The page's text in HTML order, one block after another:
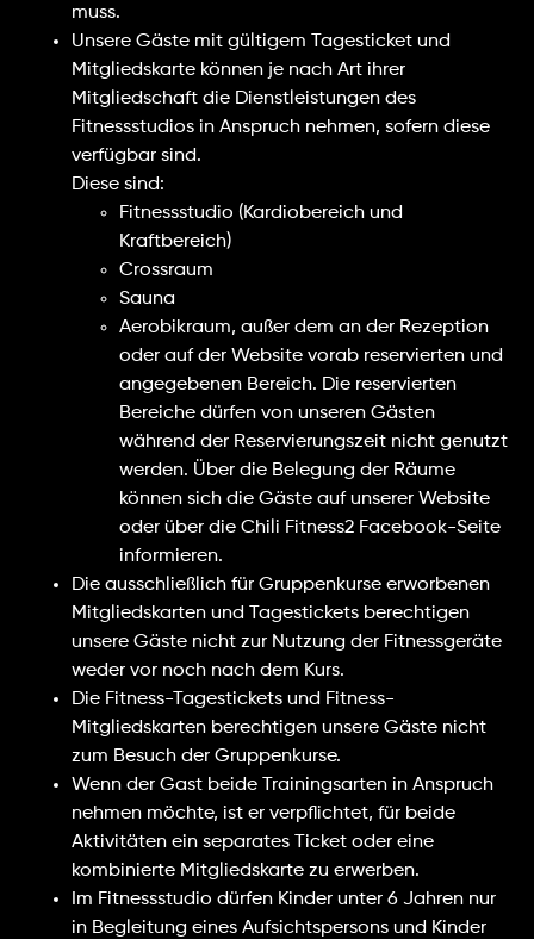
muss.
Unsere Gäste mit gültigem Tagesticket und
Mitgliedskarte können je nach Art ihrer
Mitgliedschaft die Dienstleistungen des
Fitnessstudios in Anspruch nehmen, sofern diese
verfügbar sind.
Diese sind:
Fitnessstudio (Kardiobereich und
Kraftbereich)
Crossraum
Sauna
Aerobikraum, außer dem an der Rezeption
oder auf der Website vorab reservierten und
angegebenen Bereich. Die reservierten
Bereiche dürfen von unseren Gästen
während der Reservierungszeit nicht genutzt
werden. Über die Belegung der Räume
können sich die Gäste auf unserer Website
oder über die Chili Fitness2 Facebook-Seite
informieren.
Die ausschließlich für Gruppenkurse erworbenen
Mitgliedskarten und Tagestickets berechtigen
unsere Gäste nicht zur Nutzung der Fitnessgeräte
weder vor noch nach dem Kurs.
Die Fitness-Tagestickets und Fitness-
Mitgliedskarten berechtigen unsere Gäste nicht
zum Besuch der Gruppenkurse.
Wenn der Gast beide Trainingsarten in Anspruch
nehmen möchte, ist er verpflichtet, für beide
Aktivitäten ein separates Ticket oder eine
kombinierte Mitgliedskarte zu erwerben.
Im Fitnessstudio dürfen Kinder unter 6 Jahren nur
in Begleitung eines Aufsichtspersons und Kinder